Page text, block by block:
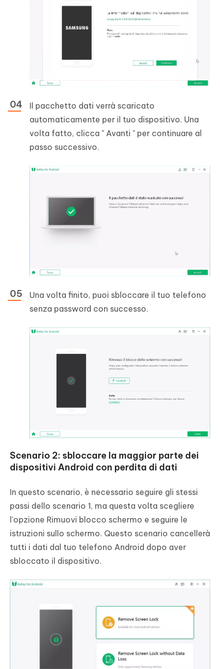
Il pacchetto dati verrà scaricato
automaticamente per il tuo dispositivo. Una
volta fatto, clicca " Avanti " per continuare al
passo successivo.
Una volta finito, puoi sbloccare il tuo telefono
senza password con successo.
Scenario 2: sbloccare la maggior parte dei
dispositivi Android con perdita di dati
In questo scenario, è necessario seguire gli stessi
passi dello scenario 1, ma questa volta scegliere
l'opzione Rimuovi blocco schermo e seguire le
istruzioni sullo schermo. Questo scenario cancellerà
tutti i dati dal tuo telefono Android dopo aver
sbloccato il dispositivo.